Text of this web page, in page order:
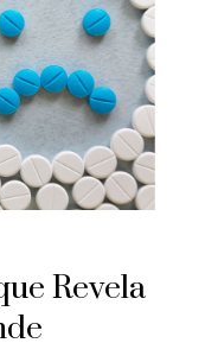
Revela